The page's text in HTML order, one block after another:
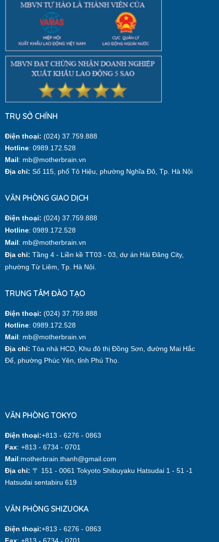
TRỤ SỞ CHÍNH
Điện thoại: (024) 37.759.888
Hotline: 0989.172.528
Mail: mb@motherbrain.vn
Địa chỉ: Số 115, phố Tô Hiệu, phường Nghĩa Đô, Tp. Hà Nội
VĂN PHÒNG GIAO DỊCH
Điện thoại: (024) 37.759.888
Hotline: 0989.172.528
Mail: mb@motherbrain.vn
Địa chỉ: Tầng 4 - Liền kề TT03 - 03, dự án Hải Đăng City,
phường Từ Liêm, Tp. Hà Nội.
TRUNG TÂM ĐÀO TẠO
Điện thoại: (024) 37.759.888
Hotline: 0989.172.528
Mail: mb@motherbrain.vn
Địa chỉ: Tòa nhà HCD, Khu đô thị Đồng Sơn, đường Mai Hắc
Đế, phường Phúc Yên, tỉnh Phú Thọ.
VĂN PHÒNG TOKYO
Điện thoại:+813 - 6276 - 0863
Fax: +813 - 6734 - 0701
Mail:motherbrain.thanh@gmail.com
Địa chỉ: 〒 151 - 0061 Tokyoto Shibuyaku Hatsudai 1 - 51 -1
Hatsudai sentabiru 619
VĂN PHÒNG SHIZUOKA
Điện thoại:+813 - 6276 - 0863
Fax: +813 - 6734 - 0701